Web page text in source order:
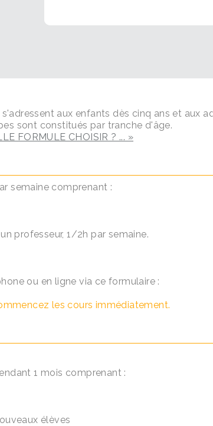
aux enfants dès cinq ans et aux
sont constitués par tranche d'âge.
FORMULE CHOISIR ? ... »
semaine comprenant :
professeur, 1/2h par semaine.
ou en ligne via ce formulaire :
les cours immédiatement.
1 mois comprenant :
élèves